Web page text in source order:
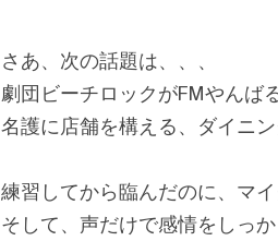
さあ、次の話題は、、、
劇団ビーチロックがFMやんば
名護に店舗を構える、ダイニ
練習してから臨んだのに、マ
そして、声だけで感情をしっ